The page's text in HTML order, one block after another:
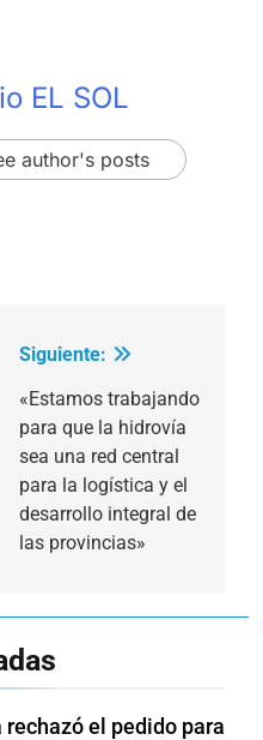
EL SOL
author's posts
Siguiente:
«Estamos trabajando
para que la hidrovía
sea una red central
para la logística y el
desarrollo integral de
las provincias»
rechazó el pedido para